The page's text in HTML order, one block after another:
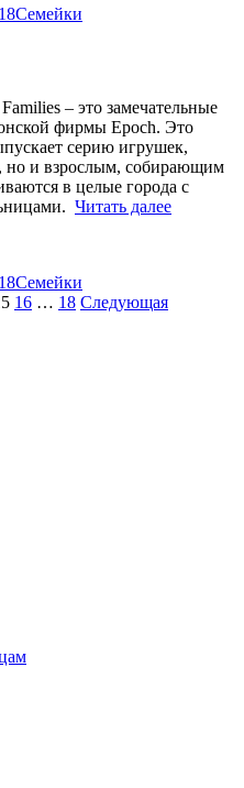
Семейки
– это замечательные
фирмы Epoch. Это
серию игрушек,
но и взрослым, собирающим
в целые города с
Читать далее«Семья
Семейки
Страница
16 … Страница
18 Следующая